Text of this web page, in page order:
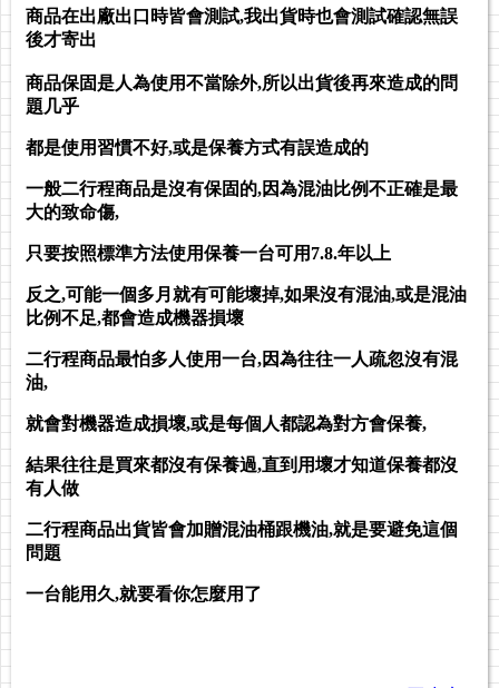
商品在出廠出口時皆會測試,我出貨時也會測試確認無誤
後才寄出
商品保固是人為使用不當除外,所以出貨後再來造成的問
題几乎
都是使用習慣不好,或是保養方式有誤造成的
一般二行程商品是沒有保固的,因為混油比例不正確是最
大的致命傷,
只要按照標準方法使用保養一台可用7.8.年以上
反之,可能一個多月就有可能壞掉,如果沒有混油,或是混油
比例不足,都會造成機器損壞
二行程商品最怕多人使用一台,因為往往一人疏忽沒有混
油,
就會對機器造成損壞,或是每個人都認為對方會保養,
結果往往是買來都沒有保養過,直到用壞才知道保養都沒
有人做
二行程商品出貨皆會加贈混油桶跟機油,就是要避免這個
問題
一台能用久,就要看你怎麼用了